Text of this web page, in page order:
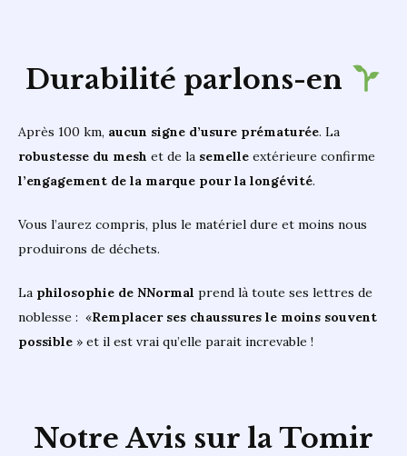
Durabilité parlons-en
Après 100 km, aucun signe d’usure prématurée. La
robustesse du mesh et de la semelle extérieure confirme
l’engagement de la marque pour la longévité.
Vous l’aurez compris, plus le matériel dure et moins nous
produirons de déchets.
La philosophie de NNormal prend là toute ses lettres de
noblesse : «Remplacer ses chaussures le moins souvent
possible » et il est vrai qu’elle parait increvable !
Notre Avis sur laTomir